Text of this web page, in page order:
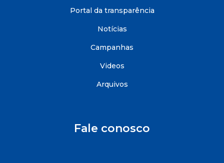
Portal da transparência
Notícias
Campanhas
Videos
Arquivos
Fale conosco